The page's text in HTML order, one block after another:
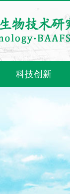
科技创新